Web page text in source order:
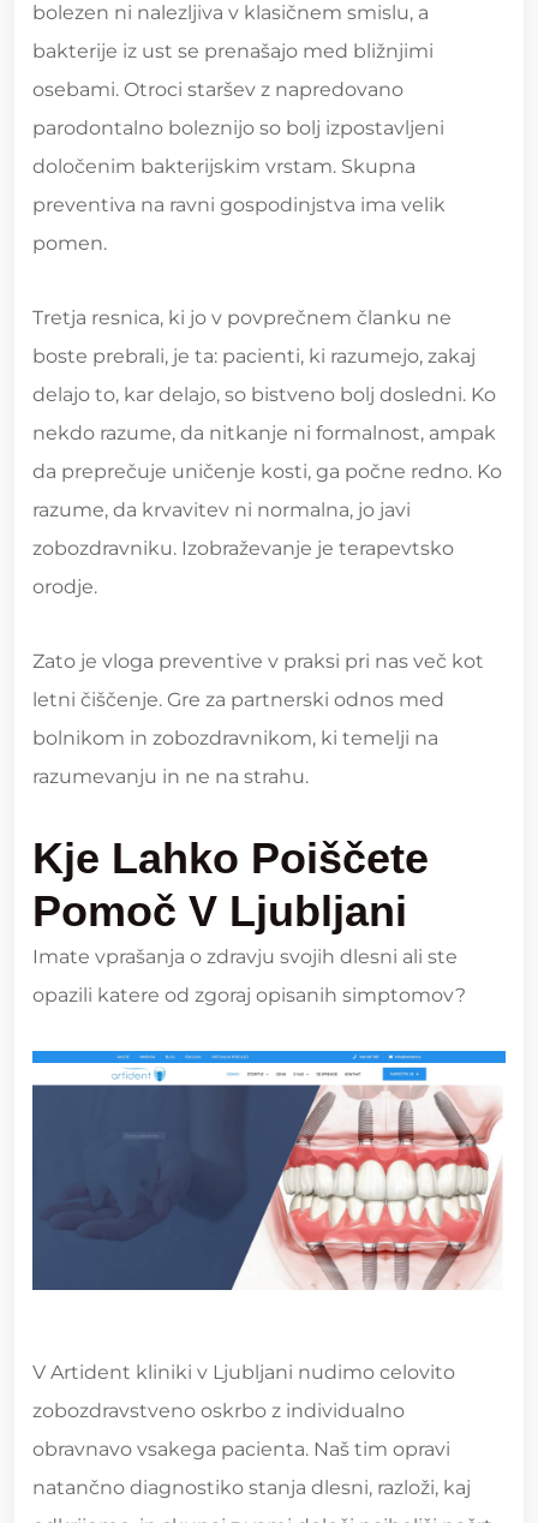
bolezen ni nalezljiva v klasičnem smislu, a
bakterije iz ust se prenašajo med bližnjimi
osebami. Otroci staršev z napredovano
parodontalno boleznijo so bolj izpostavljeni
določenim bakterijskim vrstam. Skupna
preventiva na ravni gospodinjstva ima velik
pomen.
Tretja resnica, ki jo v povprečnem članku ne
boste prebrali, je ta: pacienti, ki razumejo, zakaj
delajo to, kar delajo, so bistveno bolj dosledni. Ko
nekdo razume, da nitkanje ni formalnost, ampak
da preprečuje uničenje kosti, ga počne redno. Ko
razume, da krvavitev ni normalna, jo javi
zobozdravniku. Izobraževanje je terapevtsko
orodje.
Zato je vloga preventive v praksi pri nas več kot
letni čiščenje. Gre za partnerski odnos med
bolnikom in zobozdravnikom, ki temelji na
razumevanju in ne na strahu.
Kje Lahko Poiščete
Pomoč V Ljubljani
Imate vprašanja o zdravju svojih dlesni ali ste
opazili katere od zgoraj opisanih simptomov?
V Artident kliniki v Ljubljani nudimo celovito
zobozdravstveno oskrbo z individualno
obravnavo vsakega pacienta. Naš tim opravi
natančno diagnostiko stanja dlesni, razloži, kaj